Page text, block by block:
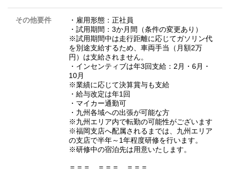
その他要件
・雇用形態：正社員
・試用期間：3か月間（条件の変更あり）
※試用期間中は走行距離に応じてガソリン代
を別途支給するため、車両手当（月額2万
円）は支給されません。
・インセンティブは年3回支給：2月・6月・
10月
※業績に応じて決算賞与も支給
・給与改定は年1回
・マイカー通勤可
・九州各域への出張が可能な方
※九州エリア内で転勤の可能性がございます
※福岡支店へ配属されるまでは、九州エリア
の支店で半年～1年程度研修を行います。
※研修中の宿泊先は用意いたします。
＝＝＝ ＝＝＝ ＝＝＝